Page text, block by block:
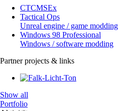
CTCMSEx
Tactical Ops
Unreal engine / game modding
Windows 98 Professional
Windows / software modding
Partner projects & links
Show all
Portfolio